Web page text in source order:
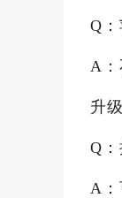
Q
A：
升
Q
A：